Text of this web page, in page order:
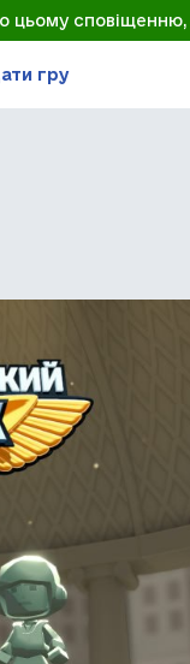
цьому
гру